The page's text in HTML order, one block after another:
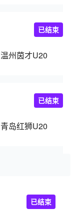
温州茵才U20
已结束
青岛红狮U20
已结束
已结束